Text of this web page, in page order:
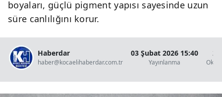
boyaları, güçlü pigment yapısı sayesinde uzun
süre canlılığını korur.
Haberdar
haber@kocaelihaberdar.com.tr
03 Şubat 2026 15:40
Yayınlanma
2